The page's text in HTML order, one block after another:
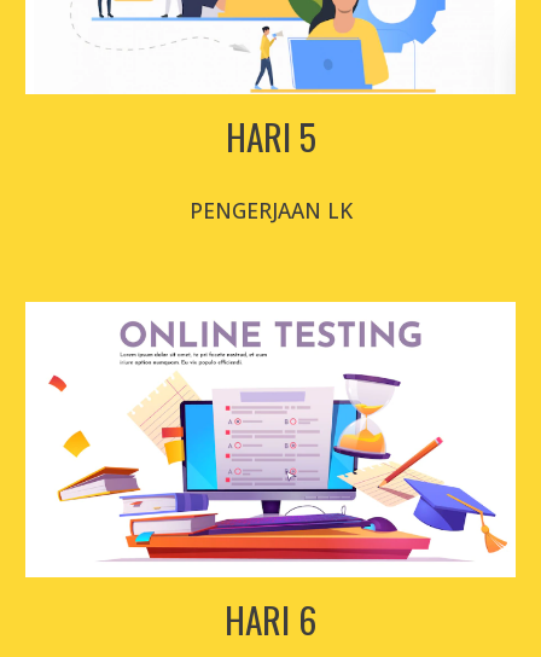
HARI 5
PENGERJAAN LK
HARI 6